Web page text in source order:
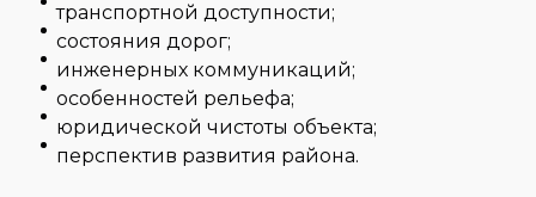
транспортной доступности;
состояния дорог;
инженерных коммуникаций;
особенностей рельефа;
юридической чистоты объекта;
перспектив развития района.